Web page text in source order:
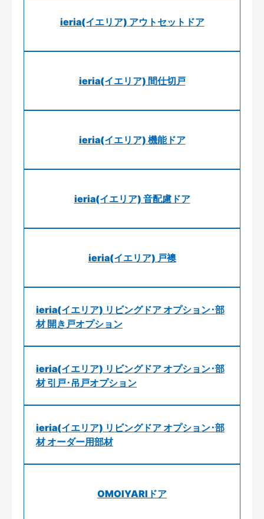
ieria(イエリア) アウトセットドア
ieria(イエリア) 間仕切戸
ieria(イエリア) 機能ドア
ieria(イエリア) 音配慮ドア
ieria(イエリア) 戸襖
ieria(イエリア) リビングドア オプション･部
材 開き戸オプション
ieria(イエリア) リビングドア オプション･部
材 引戸･吊戸オプション
ieria(イエリア) リビングドア オプション･部
材 オーダー用部材
OMOIYARIドア